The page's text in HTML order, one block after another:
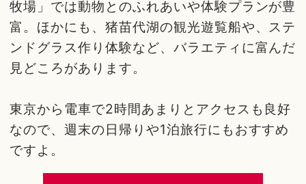
牧場」では動物とのふれあいや体験プランが豊
富。ほかにも、猪苗代湖の観光遊覧船や、ステ
ンドグラス作り体験など、バラエティに富んだ
見どころがあります。
東京から電車で2時間あまりとアクセスも良好
なので、週末の日帰りや1泊旅行にもおすすめ
ですよ。